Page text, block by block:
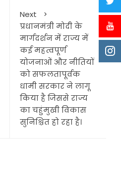
Next
प्रधानमंत्री मोदी के
मार्गदर्शन में राज्य में
कई महत्वपूर्ण
योजनाओं और नीतियों
को सफलतापूर्वक
धामी सरकार ने लागू
किया है जिससे राज्य
का चहुंमुखी विकास
सुनिश्चित हो रहा है।